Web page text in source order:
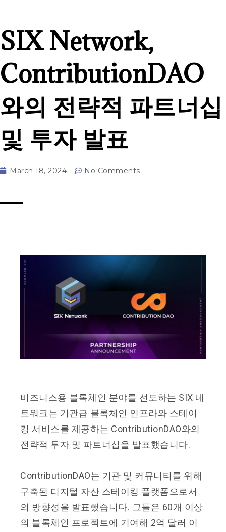
SIX Network,
ContributionDAO
와의 전략적 파트너십
및 투자 발표
March 18, 2024 No Comments
비즈니스용 블록체인 분야를 선도하는 SIX 네
트워크는 기관급 블록체인 인프라와 스테이
킹 서비스를 제공하는 ContributionDAO와의
전략적 투자 및 파트너십을 발표했습니다.
ContributionDAO는 기관 및 커뮤니티를 위해
구축된 디지털 자산 스테이킹 플랫폼으로서
의 방향성을 발표했습니다. 그들은 60개 이상
의 블록체인 프로젝트에 기여해 2억 달러 이